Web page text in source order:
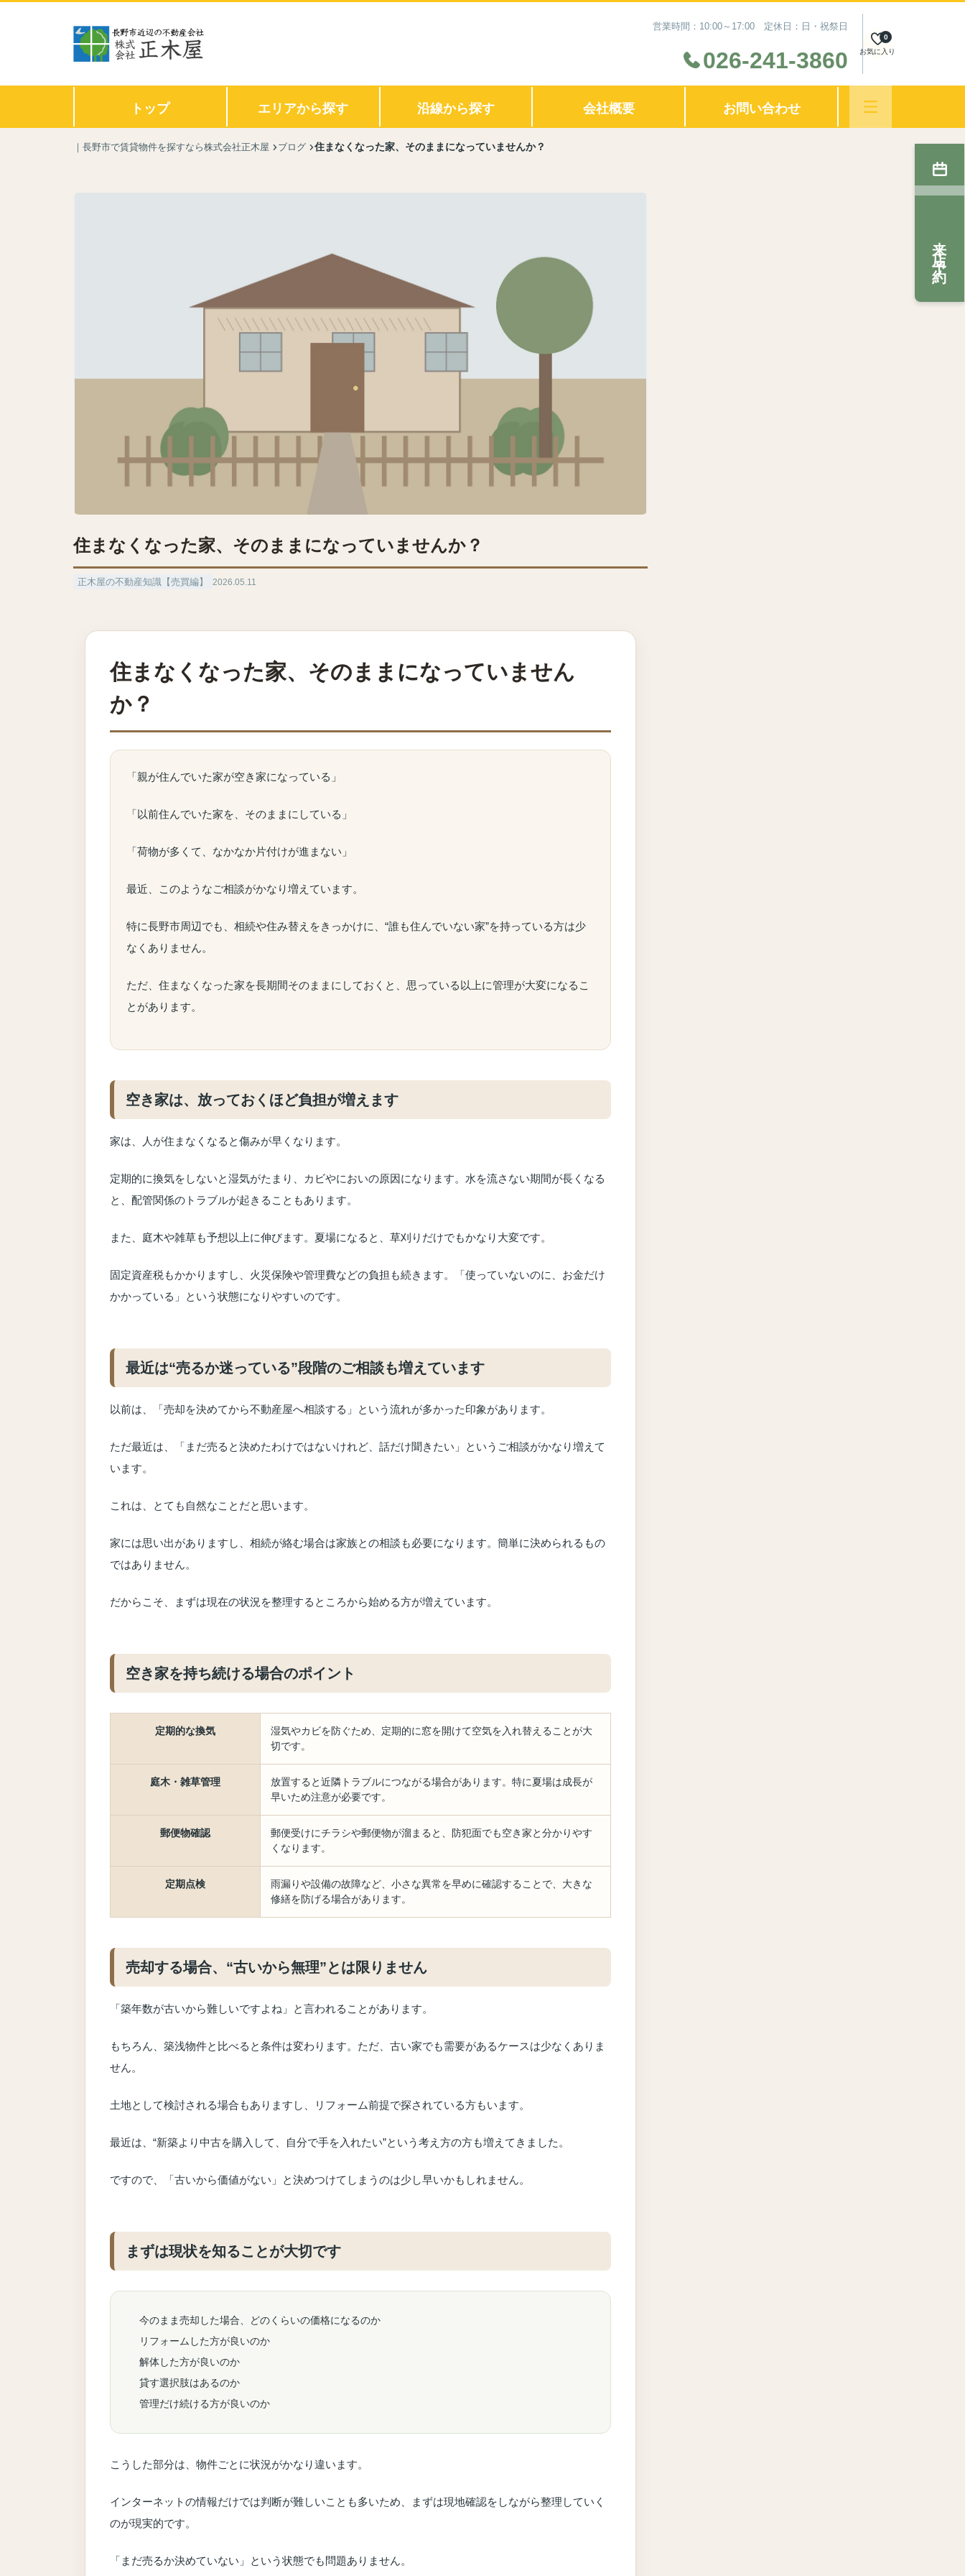
営業時間：10:00～17:00 定休日：日・祝祭日
026-241-3860 お気に入り
0
トップ エリアから探す 沿線から探す 会社概要 お問い合わせ
｜長野市で賃貸物件を探すなら株式会社正木屋 ブログ 住まなくなった家、そのままになっていませんか？
住まなくなった家、そのままになっていませんか？
正木屋の不動産知識【売買編】 2026.05.11
住まなくなった家、そのままになっていません
か？
「親が住んでいた家が空き家になっている」
「以前住んでいた家を、そのままにしている」
「荷物が多くて、なかなか片付けが進まない」
最近、このようなご相談がかなり増えています。
特に長野市周辺でも、相続や住み替えをきっかけに、“誰も住んでいない家”を持っている方は少
なくありません。
ただ、住まなくなった家を長期間そのままにしておくと、思っている以上に管理が大変になるこ
とがあります。
空き家は、放っておくほど負担が増えます
家は、人が住まなくなると傷みが早くなります。
定期的に換気をしないと湿気がたまり、カビやにおいの原因になります。水を流さない期間が長くなる
と、配管関係のトラブルが起きることもあります。
また、庭木や雑草も予想以上に伸びます。夏場になると、草刈りだけでもかなり大変です。
固定資産税もかかりますし、火災保険や管理費などの負担も続きます。「使っていないのに、お金だけ
かかっている」という状態になりやすいのです。
最近は“売るか迷っている”段階のご相談も増えています
以前は、「売却を決めてから不動産屋へ相談する」という流れが多かった印象があります。
ただ最近は、「まだ売ると決めたわけではないけれど、話だけ聞きたい」というご相談がかなり増えて
います。
これは、とても自然なことだと思います。
家には思い出がありますし、相続が絡む場合は家族との相談も必要になります。簡単に決められるもの
ではありません。
だからこそ、まずは現在の状況を整理するところから始める方が増えています。
空き家を持ち続ける場合のポイント
定期的な換気
湿気やカビを防ぐため、定期的に窓を開けて空気を入れ替えることが大
切です。
庭木・雑草管理
放置すると近隣トラブルにつながる場合があります。特に夏場は成長が
早いため注意が必要です。
郵便物確認
郵便受けにチラシや郵便物が溜まると、防犯面でも空き家と分かりやす
くなります。
定期点検
雨漏りや設備の故障など、小さな異常を早めに確認することで、大きな
修繕を防げる場合があります。
売却する場合、“古いから無理”とは限りません
「築年数が古いから難しいですよね」と言われることがあります。
もちろん、築浅物件と比べると条件は変わります。ただ、古い家でも需要があるケースは少なくありま
せん。
土地として検討される場合もありますし、リフォーム前提で探されている方もいます。
最近は、“新築より中古を購入して、自分で手を入れたい”という考え方の方も増えてきました。
ですので、「古いから価値がない」と決めつけてしまうのは少し早いかもしれません。
まずは現状を知ることが大切です
今のまま売却した場合、どのくらいの価格になるのか
リフォームした方が良いのか
解体した方が良いのか
貸す選択肢はあるのか
管理だけ続ける方が良いのか
こうした部分は、物件ごとに状況がかなり違います。
インターネットの情報だけでは判断が難しいことも多いため、まずは現地確認をしながら整理していく
のが現実的です。
「まだ売るか決めていない」という状態でも問題ありません。
来店予約